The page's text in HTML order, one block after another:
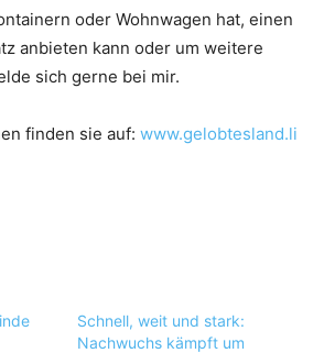
oder Wohnwagen hat, einen
anbieten kann oder um weitere
sich gerne bei mir.
finden sie auf: www.gelobtesland.li
Schnell, weit und stark:
Nachwuchs kämpft um